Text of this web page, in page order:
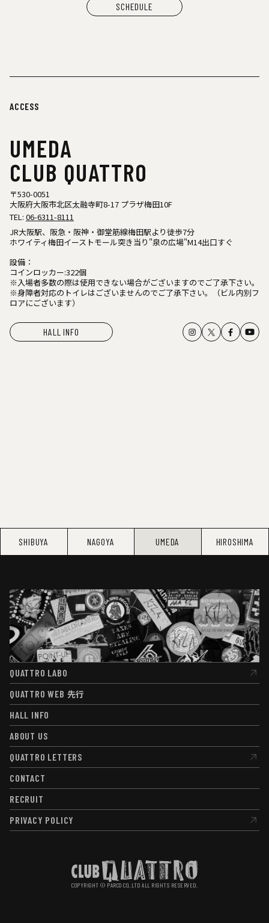
SCHEDULE
ACCESS
UMEDA
CLUB QUATTRO
〒530-0051
大阪府大阪市北区太融寺町8-17 プラザ梅田10F
TEL: 06-6311-8111
JR大阪駅、阪急・阪神・御堂筋線梅田駅より徒歩7分
ホワイティ梅田イーストモール突き当り"泉の広場"M14出口すぐ
設備：
コインロッカー:322個
※入場者多数の際は使用できない場合がございますのでご了承下さい。
※身障者対応のトイレはございませんのでご了承下さい。（ビル内別フ
ロアにございます）
HALL INFO
SHIBUYA NAGOYA UMEDA HIROSHIMA
QUATTRO LABO
QUATTRO LABO
QUATTRO WEB 先行
QUATTRO WEB先行
HALL INFO
HALL INFO
ABOUT US
ABOUT US
QUATTRO LETTERS
QUATTRO LETTERS
CONTACT
CONTACT
RECRUIT
RECRUIT
PRIVACY POLICY
PRIVACY POLICY
COPYRIGHT © PARCO CO,.LTD ALL RIGHTS RESERVED.